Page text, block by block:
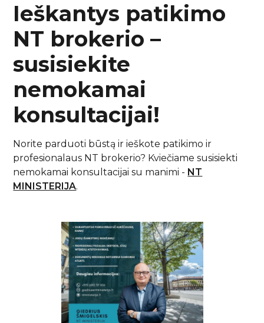
Ieškantys patikimo
NT brokerio –
susisiekite
nemokamai
konsultacijai!
Norite parduoti būstą ir ieškote patikimo ir
profesionalaus NT brokerio? Kviečiame susisiekti
nemokamai konsultacijai su manimi - NT
MINISTERIJA.